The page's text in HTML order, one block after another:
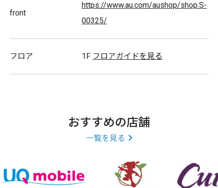
スタッフ募集
front
https://www.au.com/aushop/shop.S-
00325/
フロア 1F フロアガイドを見る
おすすめの店舗
一覧を見る